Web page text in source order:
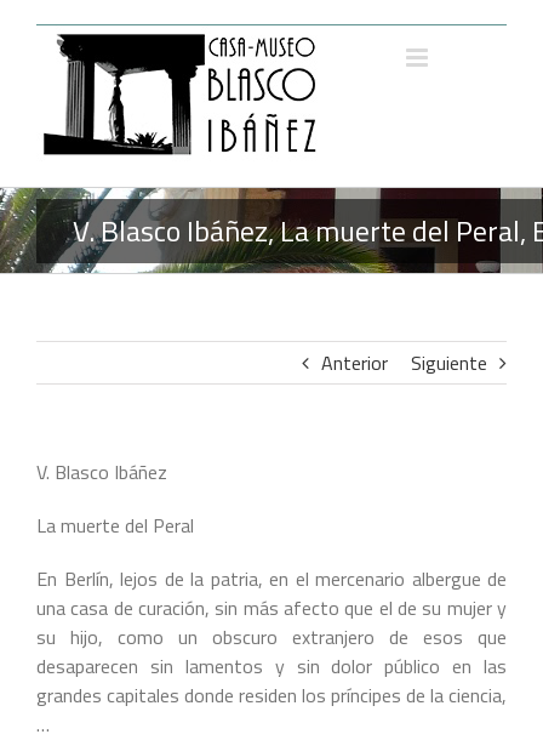
contenido
V. Blasco Ibáñez, La muerte del
Anterior Siguiente
V. Blasco Ibáñez
La muerte del Peral
En Berlín, lejos de la patria, en el mercenario albergue de
una casa de curación, sin más afecto que el de su mujer y
su hijo, como un obscuro extranjero de esos que
desaparecen sin lamentos y sin dolor público en las
grandes capitales donde residen los príncipes de la ciencia,
…